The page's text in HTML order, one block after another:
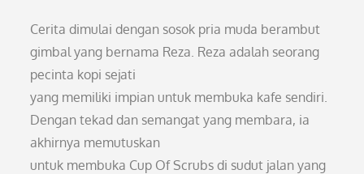
Cerita dimulai dengan sosok pria muda berambut
gimbal yang bernama Reza. Reza adalah seorang
pecinta kopi sejati
yang memiliki impian untuk membuka kafe sendiri.
Dengan tekad dan semangat yang membara, ia
akhirnya memutuskan
untuk membuka Cup Of Scrubs di sudut jalan yang